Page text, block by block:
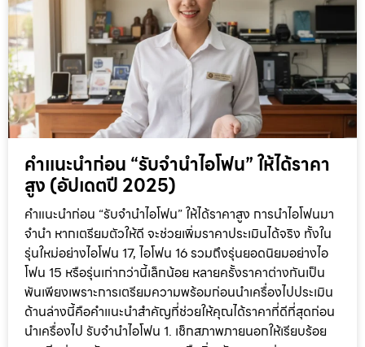
คำแนะนำก่อน “รับจำนำไอโฟน” ให้ได้ราคา
สูง (อัปเดตปี 2025)
คำแนะนำก่อน “รับจำนำไอโฟน” ให้ได้ราคาสูง การนำไอโฟนมา
จำนำ หากเตรียมตัวให้ดี จะช่วยเพิ่มราคาประเมินได้จริง ทั้งใน
รุ่นใหม่อย่างไอโฟน 17, ไอโฟน 16 รวมถึงรุ่นยอดนิยมอย่างไอ
โฟน 15 หรือรุ่นเก่ากว่านี้เล็กน้อย หลายครั้งราคาต่างกันเป็น
พันเพียงเพราะการเตรียมความพร้อมก่อนนำเครื่องไปประเมิน
ด้านล่างนี้คือคำแนะนำสำคัญที่ช่วยให้คุณได้ราคาที่ดีที่สุดก่อน
นำเครื่องไป รับจำนำไอโฟน 1. เช็กสภาพภายนอกให้เรียบร้อย